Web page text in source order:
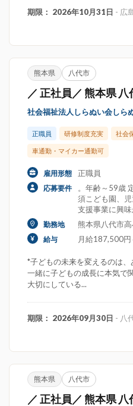
期限： 2026年10月31日 - 広
熊本県 八代市
／ 正社員／ 熊本県 八
社会福祉法人しらぬい会しら
正職員 研修制度充実 社会
車通勤・マイカー通勤可
雇用形態 正職員
応募要件
。年齢～59歳
須こども園、
支援事業に興味
勤務地 熊本県八代市
給与 月給187,500
*子どもの未来を変えるのは、
一緒に子どもの成長に本気で
大切にしている...
期限： 2026年09月30日 - 八
熊本県 八代市
／ 正社員／ 熊本県 八